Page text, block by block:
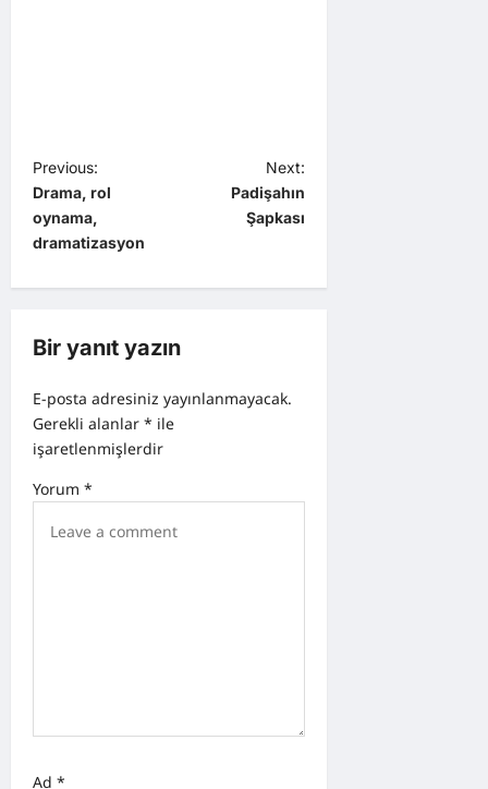
P
o
s
a
i
g
t
Previous:
Drama, rol
oynama,
dramatizasyon
Next:
Padişahın
Şapkası
Bir yanıt yazın
E-posta adresiniz yayınlanmayacak.
Gerekli alanlar * ile
işaretlenmişlerdir
Yorum *
Ad *